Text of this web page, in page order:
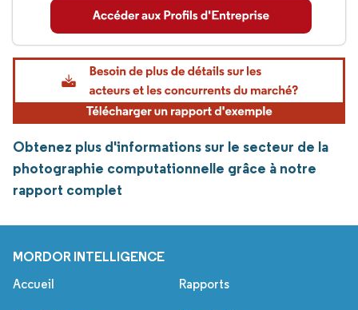
Obtenez plus d'informations sur le secteur de la
photographie computationnelle grâce à notre
rapport complet
MORDOR INTELLIGENCE
Accueil Rapports